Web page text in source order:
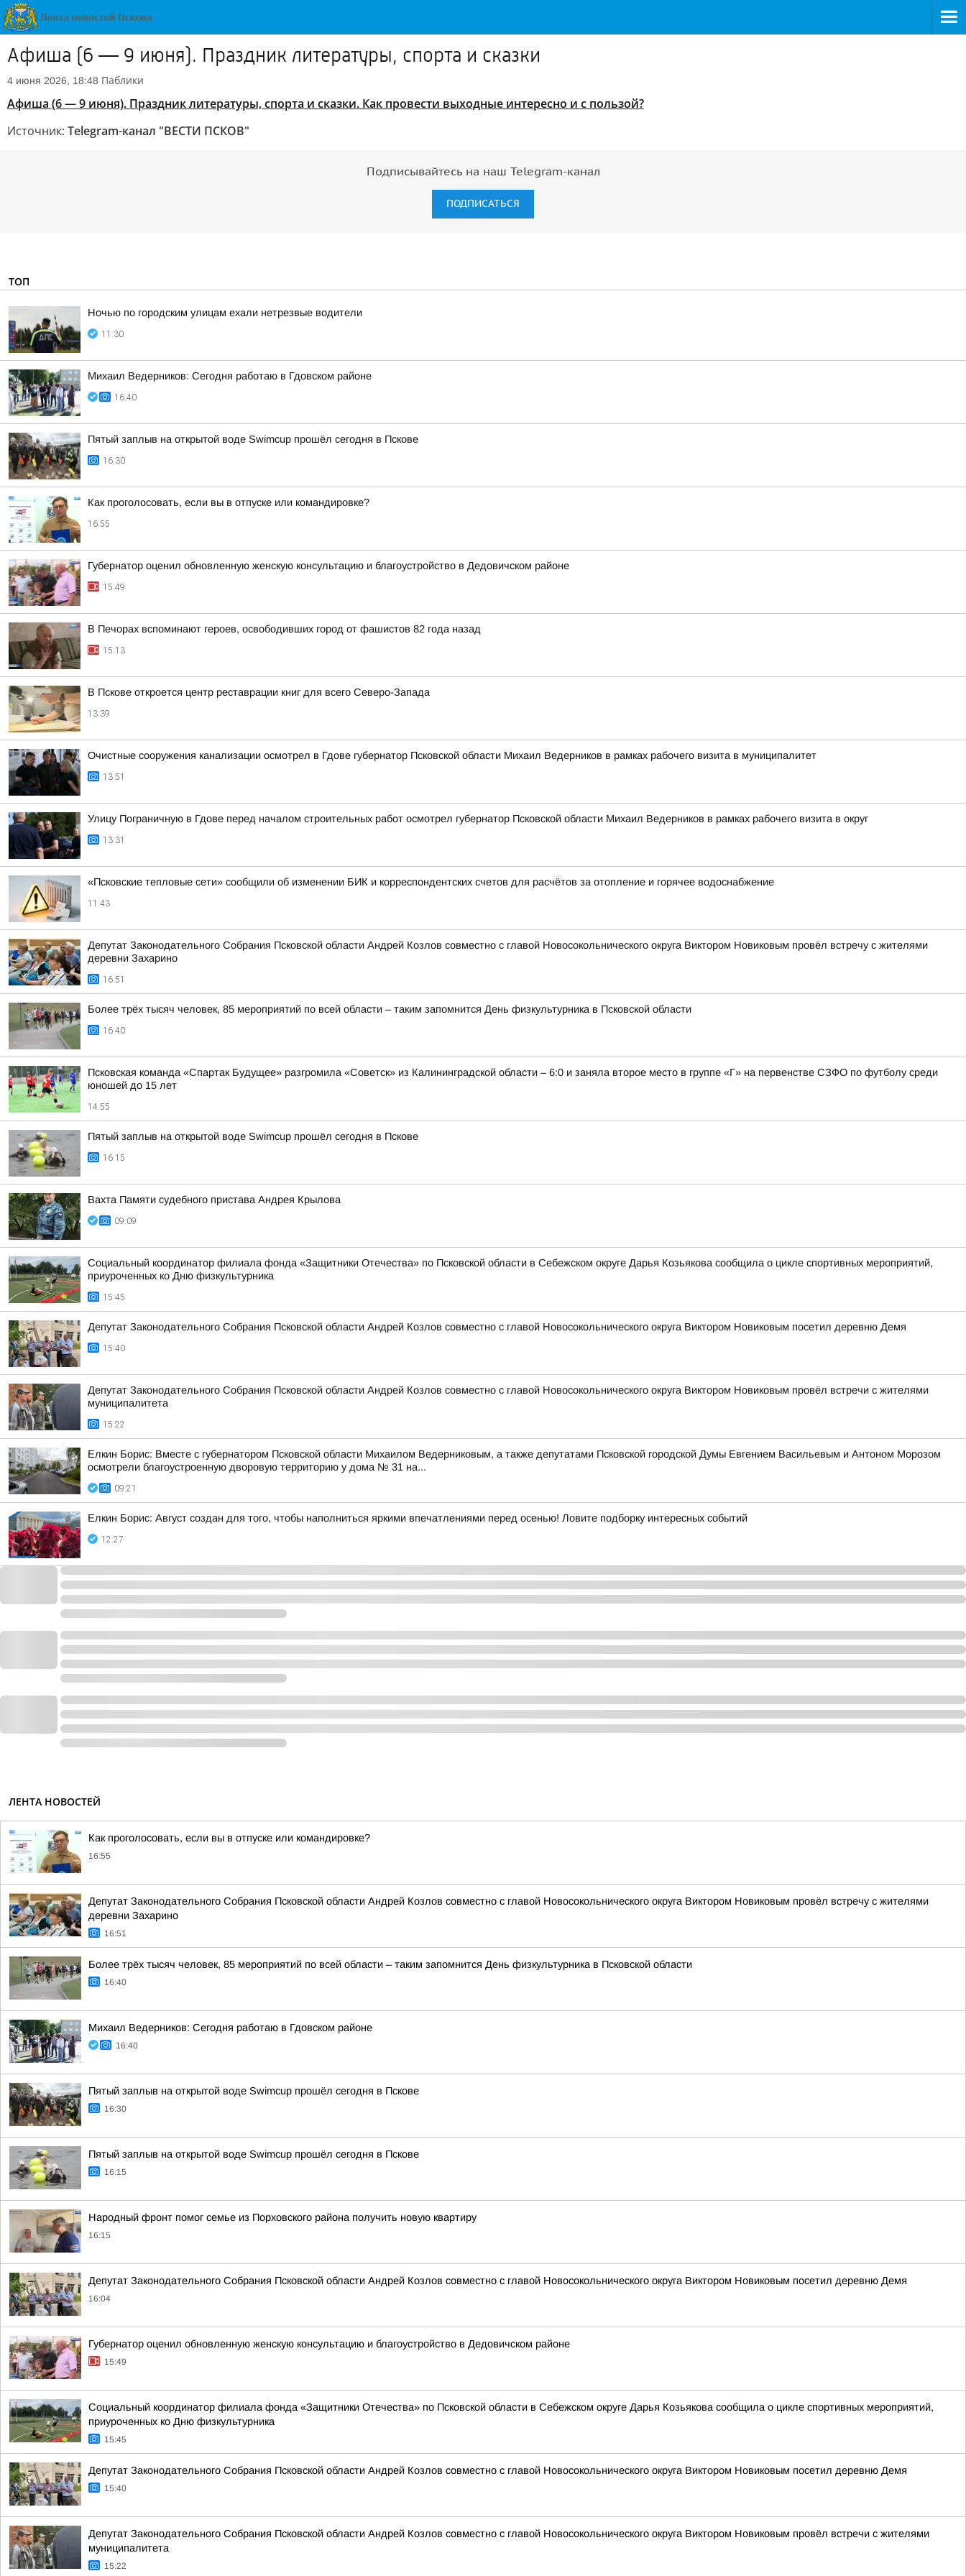
Афиша (6 — 9 июня). Праздник литературы, спорта и сказки
4 июня 2026, 18:48 Паблики
Афиша (6 — 9 июня). Праздник литературы, спорта и сказки. Как провести выходные интересно и с пользой?
Источник: Telegram-канал "ВЕСТИ ПСКОВ"
Подписывайтесь на наш Telegram-канал
ПОДПИСАТЬСЯ
ТОП
Ночью по городским улицам ехали нетрезвые водители
11:30
Михаил Ведерников: Сегодня работаю в Гдовском районе
16:40
Пятый заплыв на открытой воде Swimcup прошёл сегодня в Пскове
16:30
Как проголосовать, если вы в отпуске или командировке?
16:55
Губернатор оценил обновленную женскую консультацию и благоустройство в Дедовичском районе
15:49
В Печорах вспоминают героев, освободивших город от фашистов 82 года назад
15:13
В Пскове откроется центр реставрации книг для всего Северо-Запада
13:39
Очистные сооружения канализации осмотрел в Гдове губернатор Псковской области Михаил Ведерников в рамках рабочего визита в муниципалитет
13:51
Улицу Пограничную в Гдове перед началом строительных работ осмотрел губернатор Псковской области Михаил Ведерников в рамках рабочего визита в округ
13:31
«Псковские тепловые сети» сообщили об изменении БИК и корреспондентских счетов для расчётов за отопление и горячее водоснабжение
11:43
Депутат Законодательного Собрания Псковской области Андрей Козлов совместно с главой Новосокольнического округа Виктором Новиковым провёл встречу с жителями
деревни Захарино
16:51
Более трёх тысяч человек, 85 мероприятий по всей области – таким запомнится День физкультурника в Псковской области
16:40
Псковская команда «Спартак Будущее» разгромила «Советск» из Калининградской области – 6:0 и заняла второе место в группе «Г» на первенстве СЗФО по футболу среди
юношей до 15 лет
14:55
Пятый заплыв на открытой воде Swimcup прошёл сегодня в Пскове
16:15
Вахта Памяти судебного пристава Андрея Крылова
09:09
Социальный координатор филиала фонда «Защитники Отечества» по Псковской области в Себежском округе Дарья Козьякова сообщила о цикле спортивных мероприятий,
приуроченных ко Дню физкультурника
15:45
Депутат Законодательного Собрания Псковской области Андрей Козлов совместно с главой Новосокольнического округа Виктором Новиковым посетил деревню Демя
15:40
Депутат Законодательного Собрания Псковской области Андрей Козлов совместно с главой Новосокольнического округа Виктором Новиковым провёл встречи с жителями
муниципалитета
15:22
Елкин Борис: Вместе с губернатором Псковской области Михаилом Ведерниковым, а также депутатами Псковской городской Думы Евгением Васильевым и Антоном Морозом
осмотрели благоустроенную дворовую территорию у дома № 31 на...
09:21
Елкин Борис: Август создан для того, чтобы наполниться яркими впечатлениями перед осенью! Ловите подборку интересных событий
12:27
ЛЕНТА НОВОСТЕЙ
Как проголосовать, если вы в отпуске или командировке?
16:55
Депутат Законодательного Собрания Псковской области Андрей Козлов совместно с главой Новосокольнического округа Виктором Новиковым провёл встречу с жителями
деревни Захарино
16:51
Более трёх тысяч человек, 85 мероприятий по всей области – таким запомнится День физкультурника в Псковской области
16:40
Михаил Ведерников: Сегодня работаю в Гдовском районе
16:40
Пятый заплыв на открытой воде Swimcup прошёл сегодня в Пскове
16:30
Пятый заплыв на открытой воде Swimcup прошёл сегодня в Пскове
16:15
Народный фронт помог семье из Порховского района получить новую квартиру
16:15
Депутат Законодательного Собрания Псковской области Андрей Козлов совместно с главой Новосокольнического округа Виктором Новиковым посетил деревню Демя
16:04
Губернатор оценил обновленную женскую консультацию и благоустройство в Дедовичском районе
15:49
Социальный координатор филиала фонда «Защитники Отечества» по Псковской области в Себежском округе Дарья Козьякова сообщила о цикле спортивных мероприятий,
приуроченных ко Дню физкультурника
15:45
Депутат Законодательного Собрания Псковской области Андрей Козлов совместно с главой Новосокольнического округа Виктором Новиковым посетил деревню Демя
15:40
Депутат Законодательного Собрания Псковской области Андрей Козлов совместно с главой Новосокольнического округа Виктором Новиковым провёл встречи с жителями
муниципалитета
15:22